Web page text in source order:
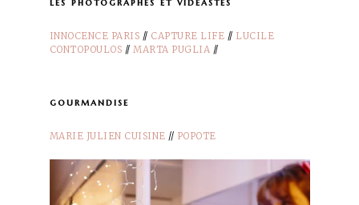
INNOCENCE PARIS // CAPTURE LIFE // LUCILE
CONTOPOULOS // MARTA PUGLIA //
gourmandise
MARIE JULIEN CUISINE // POPOTE